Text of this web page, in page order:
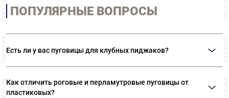
ПОПУЛЯРНЫЕ ВОПРОСЫ
Есть ли у вас пуговицы для клубных пиджаков?
изображением гербов и различной символикой. Также вы можете
приобрести пуговицы с эмалью.
Как отличить роговые и перламутровые пуговицы от
пластиковых?